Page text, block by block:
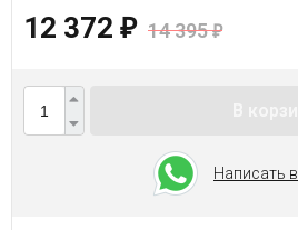
12 372 ₽ 14 395₽
Написать